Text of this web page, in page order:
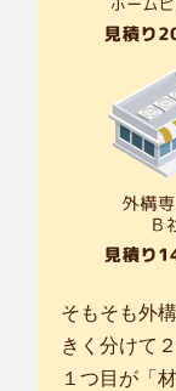
そもそも外
きく分けて
１つ目が「